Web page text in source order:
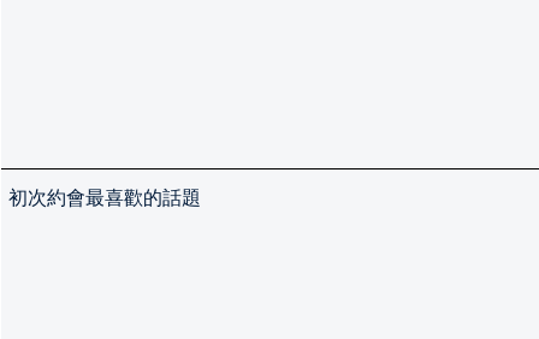
初次約會最喜歡的話題